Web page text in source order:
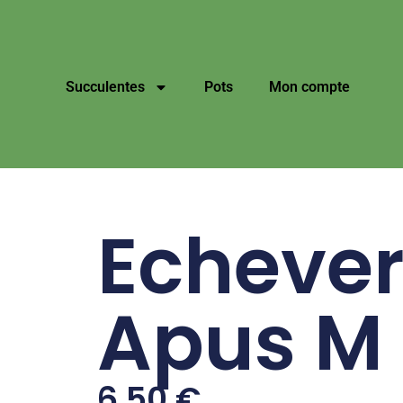
Succulentes Pots Mon compte
Apus M